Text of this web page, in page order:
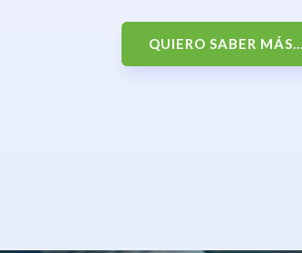
QUIERO SABER MÁS...